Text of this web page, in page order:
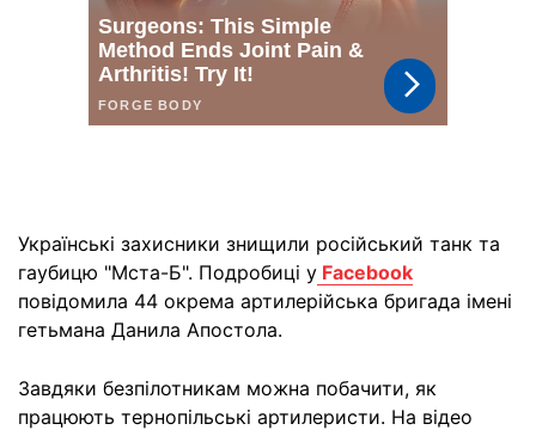
Українські захисники знищили російський танк та
гаубицю "Мста-Б". Подробиці у Facebook
повідомила 44 окрема артилерійська бригада імені
гетьмана Данила Апостола.
Завдяки безпілотникам можна побачити, як
працюють тернопільські артилеристи. На відео